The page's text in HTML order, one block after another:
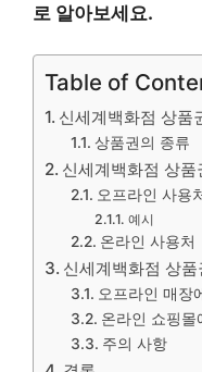
로 알아보세요.
Table of
신세계백화점 상품
상품권의 종류
신세계백화점 상품
오프라인 사용
예시
온라인 사용처
신세계백화점 상품
오프라인 매장
온라인 쇼핑몰
주의 사항